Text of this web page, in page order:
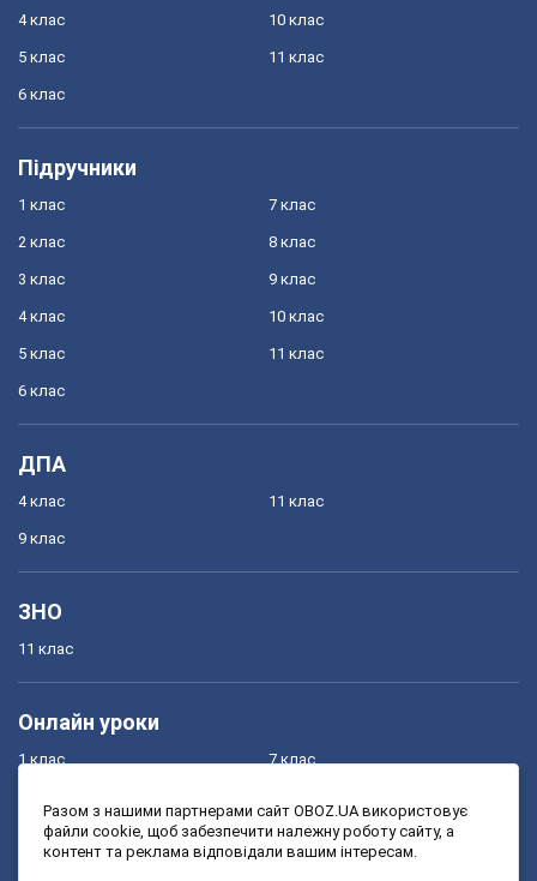
4 клас
5 клас
6 клас
10 клас
11 клас
Підручники
1 клас
2 клас
3 клас
4 клас
5 клас
6 клас
7 клас
8 клас
9 клас
10 клас
11 клас
ДПА
4 клас
9 клас
11 клас
ЗНО
11 клас
Онлайн уроки
1 клас
3 клас
7 клас
9 клас
Разом з нашими партнерами сайт OBOZ.UA використовує
файли cookie, щоб забезпечити належну роботу сайту, а
контент та реклама відповідали вашим інтересам.